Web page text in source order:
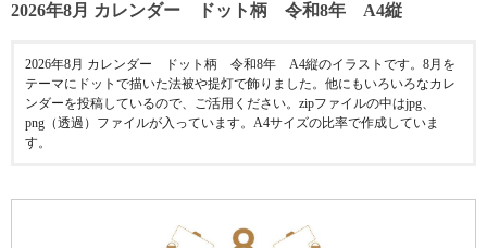
2026年8月 カレンダー ドット柄 令和8年 A4縦
2026年8月 カレンダー ドット柄 令和8年 A4縦のイラストです。8月を
テーマにドットで描いた法被や提灯で飾りました。他にもいろいろなカレ
ンダーを投稿しているので、ご活用ください。zipファイルの中はjpg、
png（透過）ファイルが入っています。A4サイズの比率で作成していま
す。